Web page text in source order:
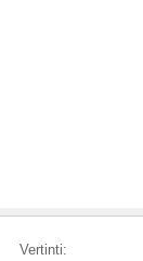
Vertinti: